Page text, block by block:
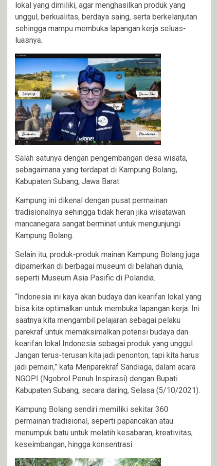
lokal yang dimiliki, agar menghasilkan produk yang
unggul, berkualitas, berdaya saing, serta berkelanjutan
sehingga mampu membuka lapangan kerja seluas-
luasnya.
Salah satunya dengan pengembangan desa wisata,
sebagaimana yang terdapat di Kampung Bolang,
Kabupaten Subang, Jawa Barat.
Kampung ini dikenal dengan pusat permainan
tradisionalnya sehingga tidak heran jika wisatawan
mancanegara sangat berminat untuk mengunjungi
Kampung Bolang.
Selain itu, produk-produk mainan Kampung Bolang juga
dipamerkan di berbagai museum di belahan dunia,
seperti Museum Asia Pasific di Polandia.
“Indonesia ini kaya akan budaya dan kearifan lokal yang
bisa kita optimalkan untuk membuka lapangan kerja. Ini
saatnya kita mengambil pelajaran sebagai pelaku
parekraf untuk memaksimalkan potensi budaya dan
kearifan lokal Indonesia sebagai produk yang unggul.
Jangan terus-terusan kita jadi penonton, tapi kita harus
jadi pemain,” kata Menparekraf Sandiaga, dalam acara
NGOPI (Ngobrol Penuh Inspirasi) dengan Bupati
Kabupaten Subang, secara daring, Selasa (5/10/2021).
Kampung Bolang sendiri memiliki sekitar 360
permainan tradisional, seperti papancakan atau
menumpuk batu untuk melatih kesabaran, kreativitas,
keseimbangan, hingga konsentrasi.